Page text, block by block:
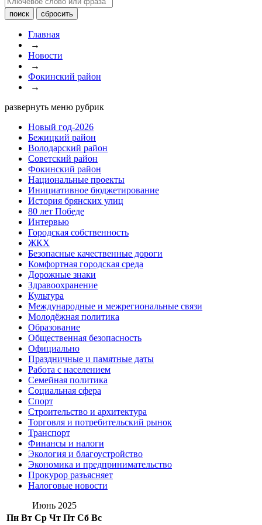
Главная
→
Новости
→
Фокинский район
→
развернуть меню рубрик
Новый год-2026
Бежицкий район
Володарский район
Советский район
Фокинский район
Национальные проекты
Инициативное бюджетирование
История брянских улиц
80 лет Победе
Интервью
Городская собственность
ЖКХ
Безопасные качественные дороги
Комфортная городская среда
Дорожные знаки
Здравоохранение
Культура
Международные и межрегиональные связи
Молодёжная политика
Образование
Общественная безопасность
Официально
Праздничные и памятные даты
Работа с населением
Семейная политика
Социальная сфера
Спорт
Строительство и архитектура
Торговля и потребительский рынок
Транспорт
Финансы и налоги
Экология и благоустройство
Экономика и предпринимательство
Прокурор разъясняет
Налоговые новости
Июнь 2025
Пн Вт Ср Чт Пт Сб Вс